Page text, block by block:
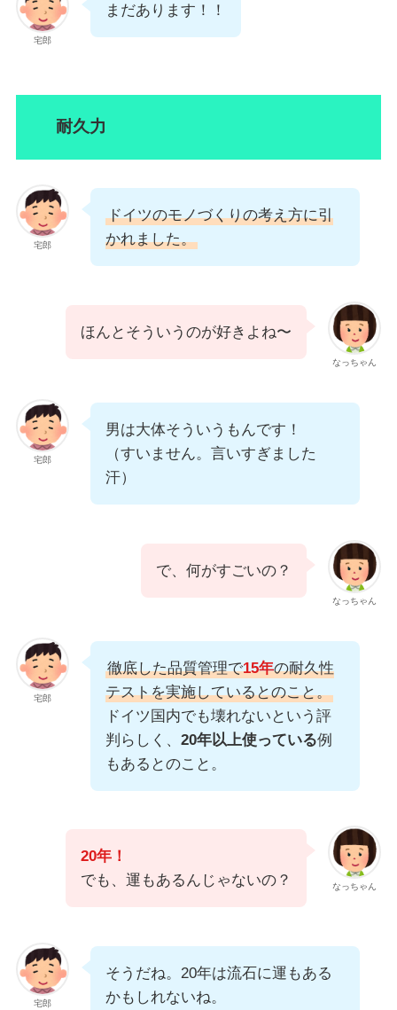
宅郎
まだあります！！
耐久力
宅郎
ドイツのモノづくりの考え方に引
かれました。
なっちゃん
ほんとそういうのが好きよね〜
宅郎
男は大体そういうもんです！
（すいません。言いすぎました
汗）
なっちゃん
で、何がすごいの？
宅郎
徹底した品質管理で15年の耐久性
テストを実施しているとのこと。
ドイツ国内でも壊れないという評
判らしく、 20年以上使っている例
もあるとのこと。
なっちゃん
20年！
でも、運もあるんじゃないの？
宅郎
そうだね。20年は流石に運もある
かもしれないね。